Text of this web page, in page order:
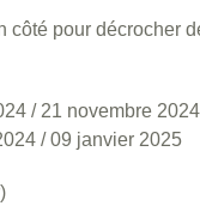
pour décrocher
/ 21 novembre 2024
/09 janvier 2025